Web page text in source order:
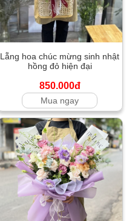
Lẵng hoa chúc mừng sinh nhật
hồng đỏ hiện đại
850.000đ
Mua ngay